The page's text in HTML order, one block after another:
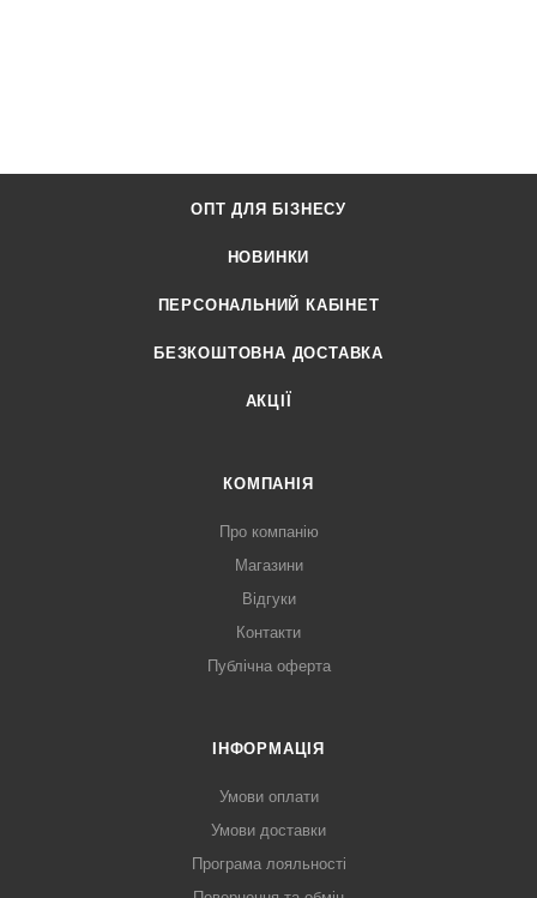
ОПТ ДЛЯ БІЗНЕСУ
НОВИНКИ
ПЕРСОНАЛЬНИЙ КАБІНЕТ
БЕЗКОШТОВНА ДОСТАВКА
АКЦІЇ
КОМПАНІЯ
Про компанію
Магазини
Відгуки
Контакти
Публічна оферта
ІНФОРМАЦІЯ
Умови оплати
Умови доставки
Програма лояльності